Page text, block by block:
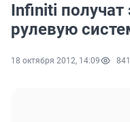
Infiniti
рулевую
18 октября 2012, 14:09 841